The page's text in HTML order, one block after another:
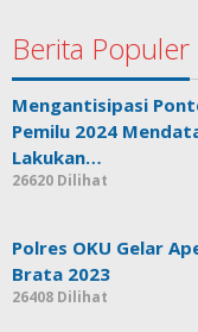
Berita Populer
Mengantisipasi
Pemilu 2024
Lakukan…
26620 Dilihat
Polres OKU Gelar
Brata 2023
26408 Dilihat